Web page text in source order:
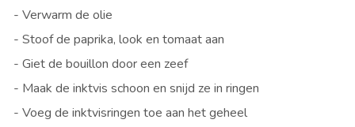
- Verwarm de olie
- Stoof de paprika, look en tomaat aan
- Giet de bouillon door een zeef
- Maak de inktvis schoon en snijd ze in ringen
- Voeg de inktvisringen toe aan het geheel